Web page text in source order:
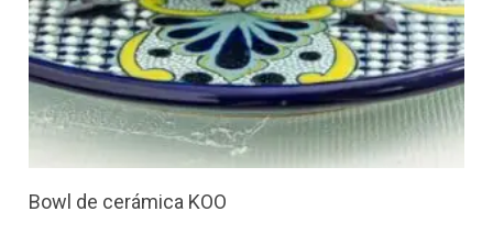
Bowl de cerámica KOO